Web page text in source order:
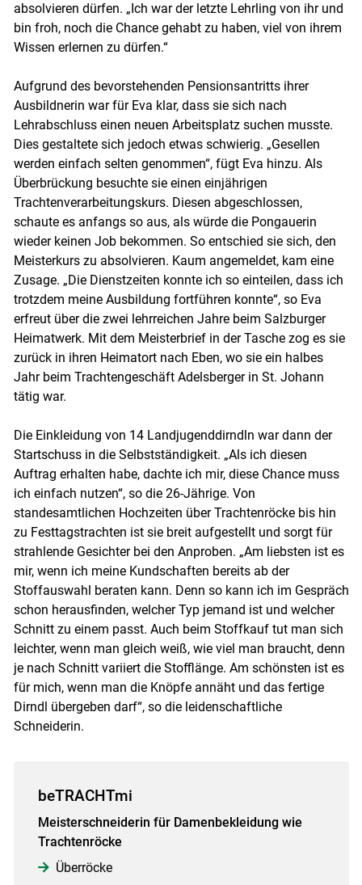
Skip to main content
absolvieren dürfen. „Ich war der letzte Lehrling von ihr und
bin froh, noch die Chance gehabt zu haben, viel von ihrem
Wissen erlernen zu dürfen.“
Aufgrund des bevorstehenden Pensionsantritts ihrer
Ausbildnerin war für Eva klar, dass sie sich nach
Lehrabschluss einen neuen Arbeitsplatz suchen musste.
Dies gestaltete sich jedoch etwas schwierig. „Gesellen
werden einfach selten genommen“, fügt Eva hinzu. Als
Überbrückung besuchte sie einen einjährigen
Trachtenverarbeitungskurs. Diesen abgeschlossen,
schaute es anfangs so aus, als würde die Pongauerin
wieder keinen Job bekommen. So entschied sie sich, den
Meisterkurs zu absolvieren. Kaum angemeldet, kam eine
Zusage. „Die Dienstzeiten konnte ich so einteilen, dass ich
trotzdem meine Ausbildung fortführen konnte“, so Eva
erfreut über die zwei lehrreichen Jahre beim Salzburger
Heimatwerk. Mit dem Meisterbrief in der Tasche zog es sie
zurück in ihren Heimatort nach Eben, wo sie ein halbes
Jahr beim Trachtengeschäft Adelsberger in St. Johann
tätig war.
Die Einkleidung von 14 Landjugenddirndln war dann der
Startschuss in die Selbstständigkeit. „Als ich diesen
Auftrag erhalten habe, dachte ich mir, diese Chance muss
ich einfach nutzen“, so die 26-Jährige. Von
standesamtlichen Hochzeiten über Trachtenröcke bis hin
zu Festtagstrachten ist sie breit aufgestellt und sorgt für
strahlende Gesichter bei den Anproben. „Am liebsten ist es
mir, wenn ich meine Kundschaften bereits ab der
Stoffauswahl beraten kann. Denn so kann ich im Gespräch
schon herausfinden, welcher Typ jemand ist und welcher
Schnitt zu einem passt. Auch beim Stoffkauf tut man sich
leichter, wenn man gleich weiß, wie viel man braucht, denn
je nach Schnitt variiert die Stofflänge. Am schönsten ist es
für mich, wenn man die Knöpfe annäht und das fertige
Dirndl übergeben darf“, so die leidenschaftliche
Schneiderin.
beTRACHTmi
Meisterschneiderin für Damenbekleidung wie
Trachtenröcke
Überröcke